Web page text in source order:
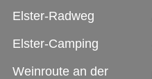
Elster-Radweg
Elster-Camping
Weinroute an der